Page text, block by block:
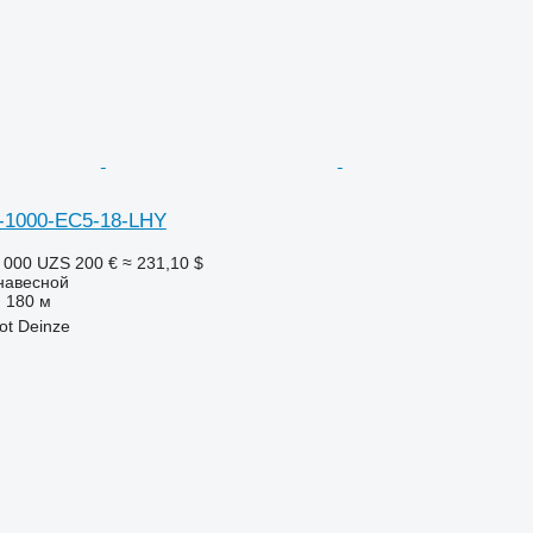
EC5-18-LHY
UZS 200 € ≈ 231,10 $
180 м
Deinze